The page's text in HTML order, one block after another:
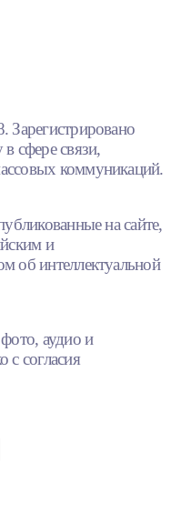
сфере связи,
коммуникаций.
на сайте,
и
об интеллектуальной
аудио и
с согласия